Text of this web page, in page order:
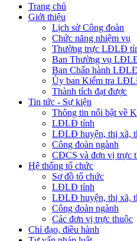
Trang chủ
Giới thiệu
Lịch sử Công đoàn
Chức năng nhiệm vụ
Thường trực LĐLĐ
Ban Thường vụ
Ban Chấp hành
Ủy ban Kiểm tra
Thành tích đạt được
Tin tức - Sự kiện
Thông tin nổi bật về
LĐLĐ tỉnh
LĐLĐ huyện, thị xã,
Công đoàn ngành
CĐCS và đơn vị trực
Hệ thống tổ chức
Sơ đồ tổ chức
LĐLĐ tỉnh
LĐLĐ huyện, thị xã,
Công đoàn ngành
Các đơn vị trực thuộc
Chỉ đạo, điều hành